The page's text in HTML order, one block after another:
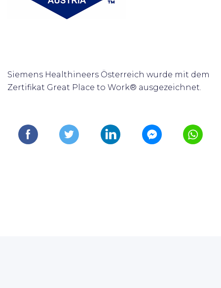
Siemens Healthineers Österreich wurde mit dem
Zertifikat Great Place to Work® ausgezeichnet.